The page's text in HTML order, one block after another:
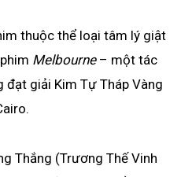
thuộc thể loại tâm lý giật
Melbourne– một tác
đạt giải Kim Tự Tháp Vàng
Thắng (Trương Thế Vinh